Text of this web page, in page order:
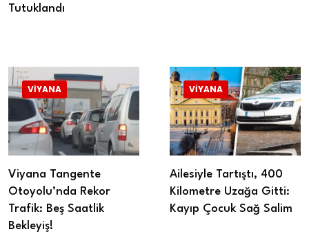
Tutuklandı
VIYANA
Viyana Tangente
Otoyolu’nda Rekor
Trafik: Beş Saatlik
Bekleyiş!
VIYANA
Ailesiyle Tartıştı, 400
Kilometre Uzağa Gitti:
Kayıp Çocuk Sağ Salim